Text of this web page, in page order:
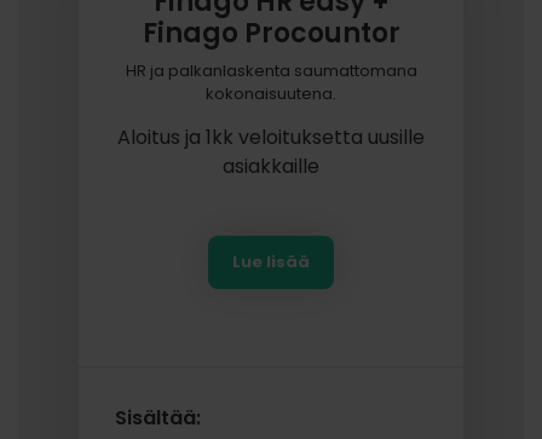
Finago Procountor
HR ja palkanlaskenta saumattomana
kokonaisuutena.
Aloitus ja 1kk veloituksetta uusille
asiakkaille
Lue lisää
Sisältää: